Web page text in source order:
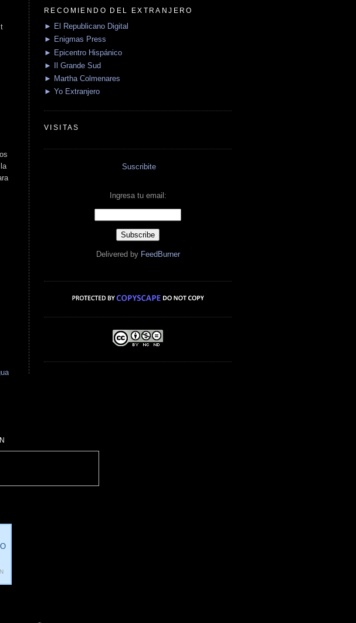
RECOMIENDO DEL EXTRANJERO
► El Republicano Digital
► Enigmas Press
► Epicentro Hispánico
► Il Grande Sud
► Martha Colmenares
► Yo Extranjero
VISITAS
Suscribite
Ingresa tu email:
Delivered by FeedBurner